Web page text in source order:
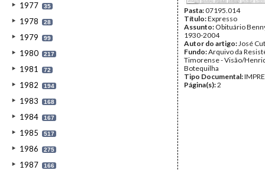
1977 35
1978 28
1979 99
1980 217
1981 72
1982 194
1983 168
1984 167
1985 517
1986 275
1987 166
Pasta:07195.014
Título:Expresso
Assunto: Obituário
1930-2004
Autor do artigo:José
Fundo:Arquivo da
Timorense - Visão/
Botequilha
Tipo Documental:
Página(s):2